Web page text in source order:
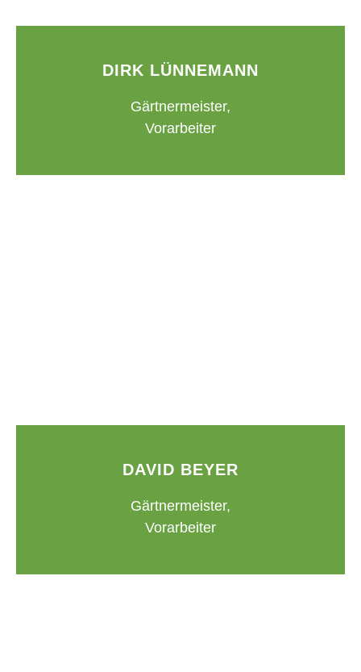
DIRK LÜNNEMANN
Gärtnermeister,
Vorarbeiter
DAVID BEYER
Gärtnermeister,
Vorarbeiter